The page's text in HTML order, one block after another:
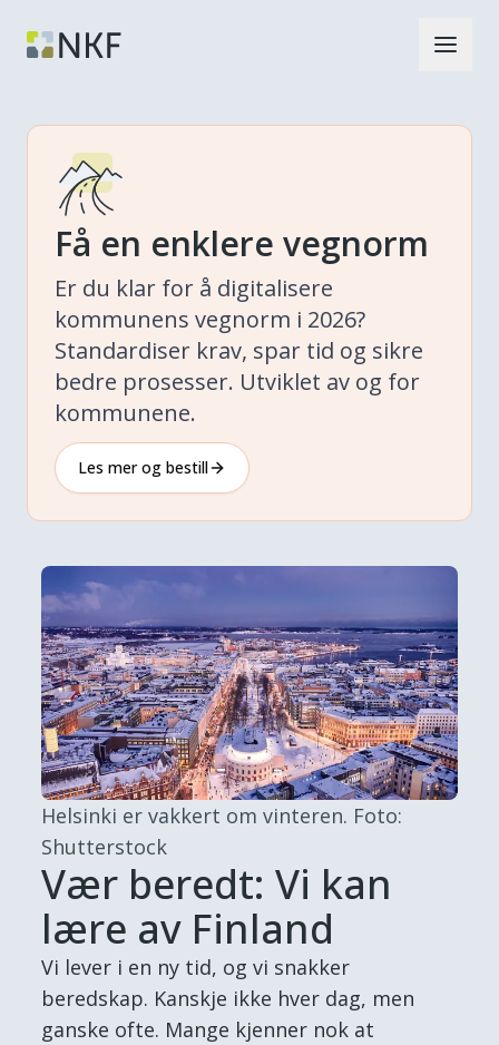
Få en enklere vegnorm
Er du klar for å digitalisere
kommunens vegnorm i 2026?
Standardiser krav, spar tid og sikre
bedre prosesser. Utviklet av og for
kommunene.
Les mer og bestill
Helsinki er vakkert om vinteren. Foto:
Shutterstock
Vær beredt: Vi kan
lære av Finland
Vi lever i en ny tid, og vi snakker
beredskap. Kanskje ikke hver dag, men
ganske ofte. Mange kjenner nok at